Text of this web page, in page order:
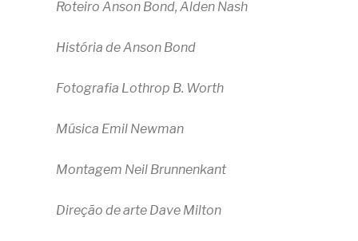
Roteiro Anson Bond, Alden Nash
História de Anson Bond
Fotografia Lothrop B. Worth
Música Emil Newman
Montagem Neil Brunnenkant
Direção de arte Dave Milton